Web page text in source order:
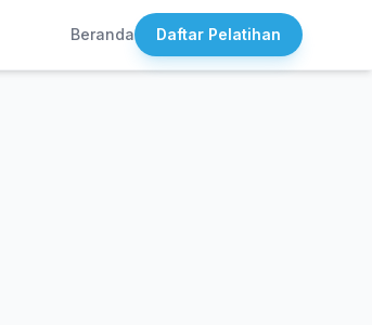
Beranda Daftar Pelatihan